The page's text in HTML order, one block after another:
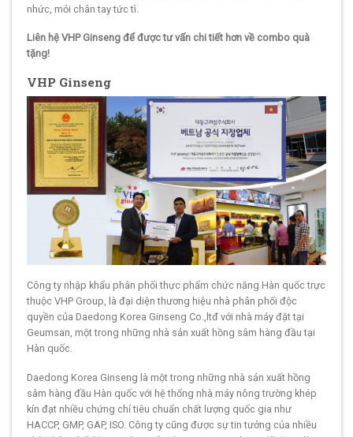
nhức, mỏi chân tay tức tì.
Liên hệ VHP Ginseng để được tư vấn chi tiết hơn về combo quà
tặng!
VHP Ginseng
Công ty nhập khẩu phân phối thực phẩm chức năng Hàn quốc trực
thuộc VHP Group, là đại diện thương hiệu nhà phân phối độc
quyền của Daedong Korea Ginseng Co.,ltđ với nhà máy đặt tại
Geumsan, một trong những nhà sản xuất hồng sâm hàng đầu tại
Hàn quốc.
Daedong Korea Ginseng là một trong những nhà sản xuất hồng
sâm hàng đầu Hàn quốc với hệ thống nhà máy nông trường khép
kín đạt nhiều chứng chỉ tiêu chuẩn chất lượng quốc gia như
HACCP, GMP, GAP, ISO. Công ty cũng được sự tin tưởng của nhiều